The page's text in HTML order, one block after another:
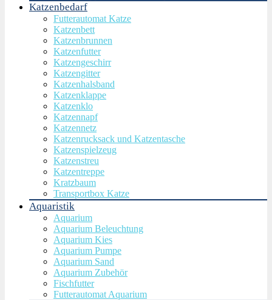
Katzenbedarf
Futterautomat Katze
Katzenbett
Katzenbrunnen
Katzenfutter
Katzengeschirr
Katzengitter
Katzenhalsband
Katzenklappe
Katzenklo
Katzennapf
Katzennetz
Katzenrucksack und Katzentasche
Katzenspielzeug
Katzenstreu
Katzentreppe
Kratzbaum
Transportbox Katze
Aquaristik
Aquarium
Aquarium Beleuchtung
Aquarium Kies
Aquarium Pumpe
Aquarium Sand
Aquarium Zubehör
Fischfutter
Futterautomat Aquarium